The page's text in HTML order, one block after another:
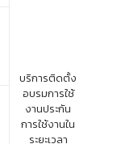
บริการติดตั้ง
อบรมการใช้
งานประกัน
การใช้งานใน
ระยะเวลา